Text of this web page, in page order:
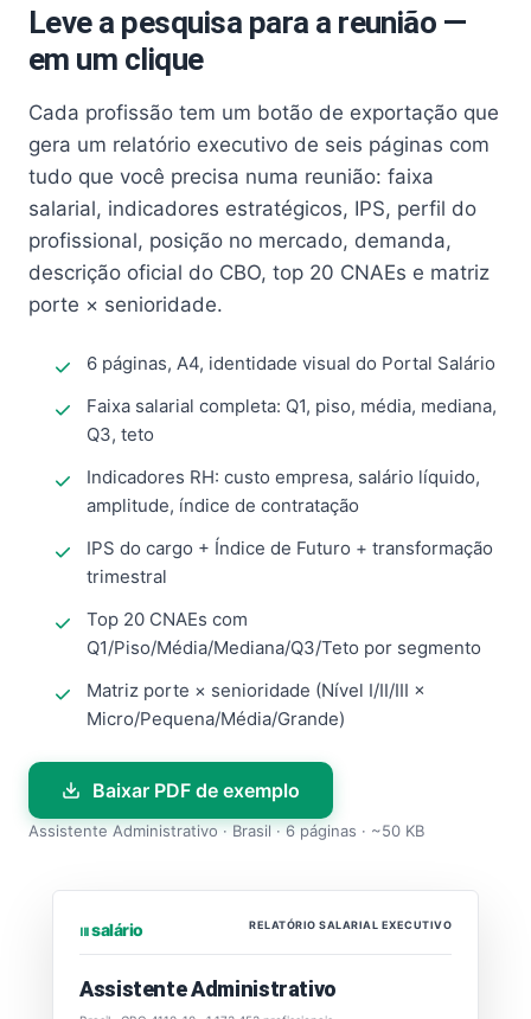
Leve a pesquisa para a reunião —
em um clique
Cada profissão tem um botão de exportação que
gera um relatório executivo de seis páginas com
tudo que você precisa numa reunião: faixa
salarial, indicadores estratégicos, IPS, perfil do
profissional, posição no mercado, demanda,
descrição oficial do CBO, top 20 CNAEs e matriz
porte × senioridade.
6 páginas, A4, identidade visual do Portal Salário
Faixa salarial completa: Q1, piso, média, mediana,
Q3, teto
Indicadores RH: custo empresa, salário líquido,
amplitude, índice de contratação
IPS do cargo + Índice de Futuro + transformação
trimestral
Top 20 CNAEs com
Q1/Piso/Média/Mediana/Q3/Teto por segmento
Matriz porte × senioridade (Nível I/II/III ×
Micro/Pequena/Média/Grande)
Baixar PDF de exemplo
Assistente Administrativo · Brasil · 6 páginas · ~50 KB
⏐⏐⏐ salário RELATÓRIO SALARIAL EXECUTIVO
Assistente Administrativo